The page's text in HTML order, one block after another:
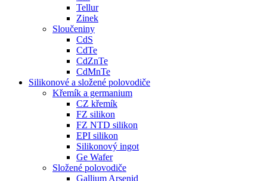
Tellur
Zinek
Sloučeniny
CdS
CdTe
CdZnTe
CdMnTe
Silikonové a složené polovodiče
Křemík a germanium
CZ křemík
FZ silikon
FZ NTD silikon
EPI silikon
Silikonový ingot
Ge Wafer
Složené polovodiče
Gallium Arsenid